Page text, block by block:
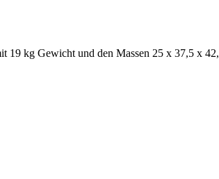
19 kg Gewicht und den Massen 25 x 37,5 x